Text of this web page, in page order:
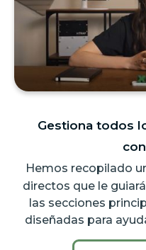
Gestiona todos
Hemos recopilado
directos que le
las secciones
diseñadas para